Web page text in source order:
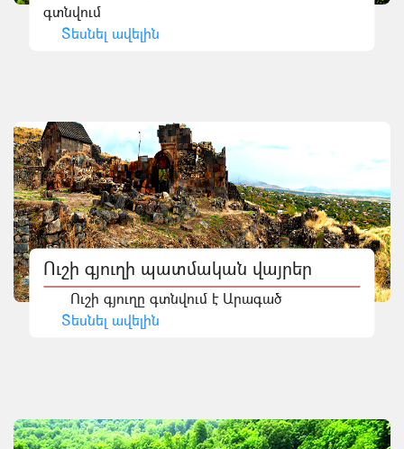
գտնվում
Տեսնել ավելին
Ուշի գյուղի պատմական վայրեր
Ուշի գյուղը գտնվում է Արագած
Տեսնել ավելին